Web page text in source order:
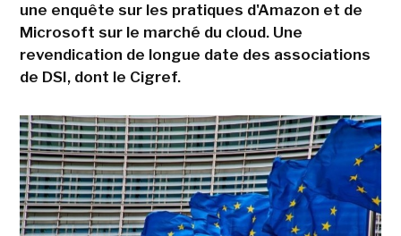
une enquête sur les pratiques d'Amazon et de
Microsoft sur le marché du cloud. Une
revendication de longue date des associations
de DSI, dont le Cigref.